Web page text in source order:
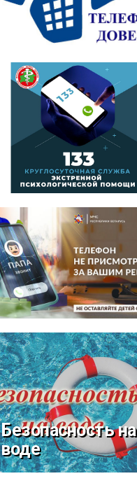
Безопасность на
воде